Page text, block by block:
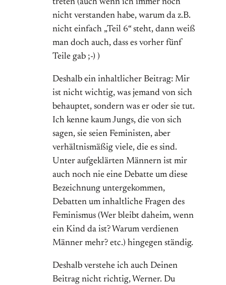
treten (auch wenn ich immer noch
nicht verstanden habe, warum da z.B.
nicht einfach „Teil 6“ steht, dann weiß
man doch auch, dass es vorher fünf
Teile gab ;-) )
Deshalb ein inhaltlicher Beitrag: Mir
ist nicht wichtig, was jemand von sich
behauptet, sondern was er oder sie tut.
Ich kenne kaum Jungs, die von sich
sagen, sie seien Feministen, aber
verhältnismäßig viele, die es sind.
Unter aufgeklärten Männern ist mir
auch noch nie eine Debatte um diese
Bezeichnung untergekommen,
Debatten um inhaltliche Fragen des
Feminismus (Wer bleibt daheim, wenn
ein Kind da ist? Warum verdienen
Männer mehr? etc.) hingegen ständig.
Deshalb verstehe ich auch Deinen
Beitrag nicht richtig, Werner. Du